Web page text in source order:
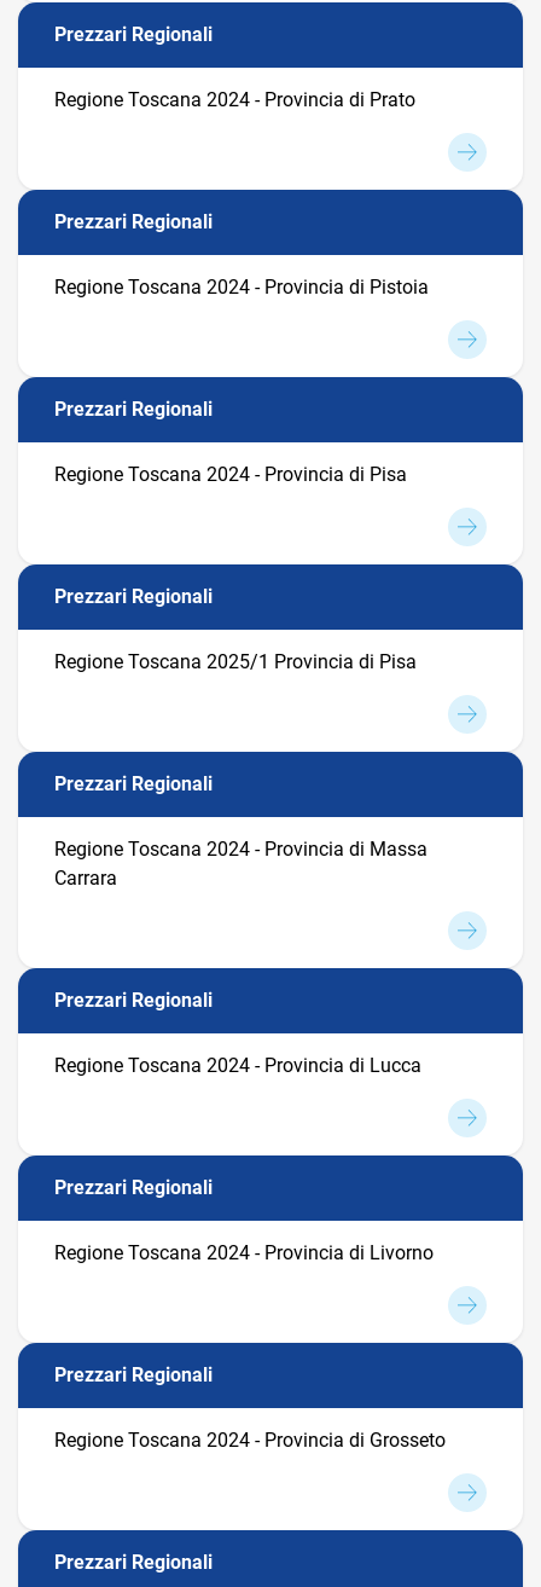
Prezzari Regionali
Regione Toscana 2024 - Provincia di Prato
Prezzari Regionali
Regione Toscana 2024 - Provincia di Pistoia
Prezzari Regionali
Regione Toscana 2024 - Provincia di Pisa
Prezzari Regionali
Regione Toscana 2025/1 Provincia di Pisa
Prezzari Regionali
Regione Toscana 2024 - Provincia di Massa
Carrara
Prezzari Regionali
Regione Toscana 2024 - Provincia di Lucca
Prezzari Regionali
Regione Toscana 2024 - Provincia di Livorno
Prezzari Regionali
Regione Toscana 2024 - Provincia di Grosseto
Prezzari Regionali